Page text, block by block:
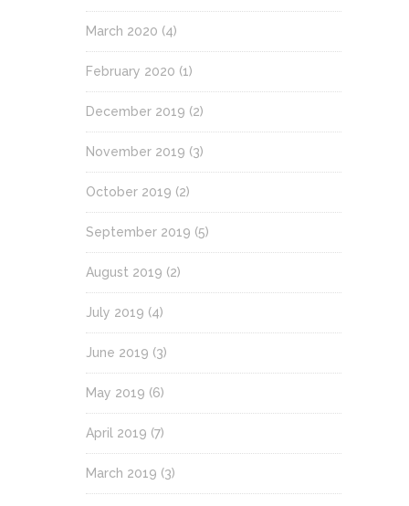
March 2020 (4)
February 2020 (1)
December 2019 (2)
November 2019 (3)
October 2019 (2)
September 2019 (5)
August 2019 (2)
July 2019 (4)
June 2019 (3)
May 2019 (6)
April 2019 (7)
March 2019 (3)